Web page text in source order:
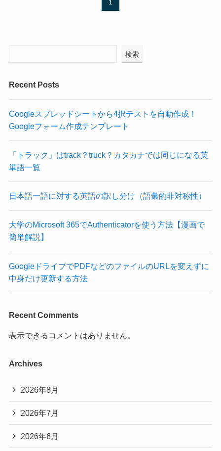
1
検索
Recent Posts
Googleスプレッドシートから4択テストを自動作成！
Googleフォーム作成テンプレート
「トラック」はtrack？truck？カタカナでは同じになる英
単語一覧
日本語一語に対する英語の訳し分け（語彙的非対称性）
大学のMicrosoft 365でAuthenticatorを使う方法【漫画で
簡単解説】
GoogleドライブでPDFなどのファイルのURLを変えずに
中身だけ更新する方法
Recent Comments
表示できるコメントはありません。
Archives
2026年8月
2026年7月
2026年6月